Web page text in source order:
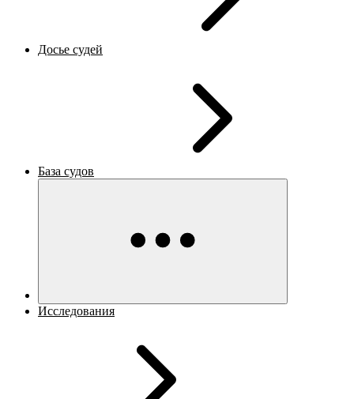
Досье судей
База судов
Исследования